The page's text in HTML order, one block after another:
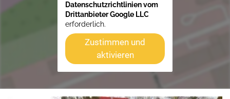
Datenschutzrichtlinien vom
Drittanbieter Google LLC
erforderlich.
Zustimmen und
aktivieren